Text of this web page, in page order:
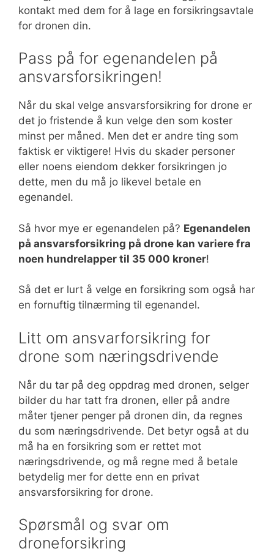
kontakt med dem for å lage en forsikringsavtale
for dronen din.
Pass på for egenandelen på
ansvarsforsikringen!
Når du skal velge ansvarsforsikring for drone er
det jo fristende å kun velge den som koster
minst per måned. Men det er andre ting som
faktisk er viktigere! Hvis du skader personer
eller noens eiendom dekker forsikringen jo
dette, men du må jo likevel betale en
egenandel.
Så hvor mye er egenandelen på? Egenandelen
på ansvarsforsikring på drone kan variere fra
noen hundrelapper til 35 000 kroner!
Så det er lurt å velge en forsikring som også har
en fornuftig tilnærming til egenandel.
Litt om ansvarforsikring for
drone som næringsdrivende
Når du tar på deg oppdrag med dronen, selger
bilder du har tatt fra dronen, eller på andre
måter tjener penger på dronen din, da regnes
du som næringsdrivende. Det betyr også at du
må ha en forsikring som er rettet mot
næringsdrivende, og må regne med å betale
betydelig mer for dette enn en privat
ansvarsforsikring for drone.
Spørsmål og svar om
droneforsikring